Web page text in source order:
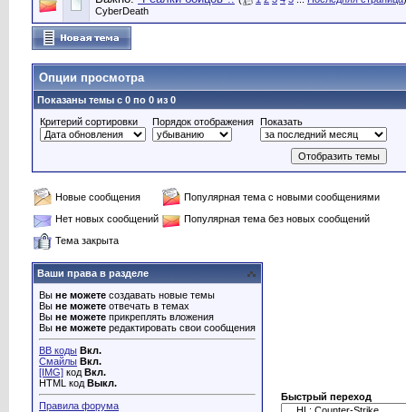
CyberDeath
Опции просмотра
Показаны темы с 0 по 0 из 0
Критерий сортировки
Порядок отображения Показать
Новые сообщения
Популярная тема с новыми сообщениями
Нет новых сообщений
Популярная тема без новых сообщений
Тема закрыта
Ваши права в разделе
Вы не можете создавать новые темы
Вы не можете отвечать в темах
Вы не можете прикреплять вложения
Вы не можете редактировать свои сообщения
BB коды Вкл.
Смайлы Вкл.
[IMG] код Вкл.
HTML код Выкл.
Правила форума
Быстрый переход